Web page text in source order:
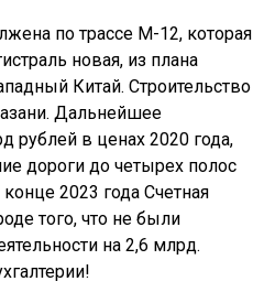
по трассе М-12, которая
новая, из плана
Китай. Строительство
Дальнейшее
рублей в ценах 2020 года,
дороги до четырех полос
2023 года Счетная
того, что не были
на 2,6 млрд.